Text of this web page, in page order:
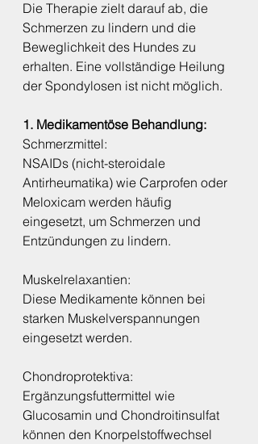
Die Therapie zielt darauf ab, die
Schmerzen zu lindern und die
Beweglichkeit des Hundes zu
erhalten. Eine vollständige Heilung
der Spondylosen ist nicht möglich.
1. Medikamentöse Behandlung:
Schmerzmittel:
NSAIDs (nicht-steroidale
Antirheumatika) wie Carprofen oder
Meloxicam werden häufig
eingesetzt, um Schmerzen und
Entzündungen zu lindern.
Muskelrelaxantien:
Diese Medikamente können bei
starken Muskelverspannungen
eingesetzt werden.
Chondroprotektiva:
Ergänzungsfuttermittel wie
Glucosamin und Chondroitinsulfat
können den Knorpelstoffwechsel